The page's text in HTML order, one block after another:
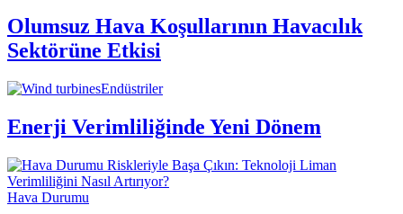
Olumsuz Hava Koşullarının Havacılık
Sektörüne Etkisi
Endüstriler
Enerji Verimliliğinde Yeni Dönem
Hava Durumu